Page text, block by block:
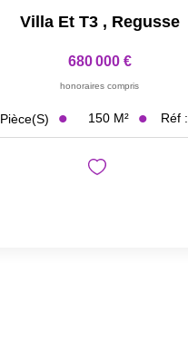
Villa Et T3 , Regusse
680 000 €
honoraires compris
Pièce(s) 150 M² Réf :